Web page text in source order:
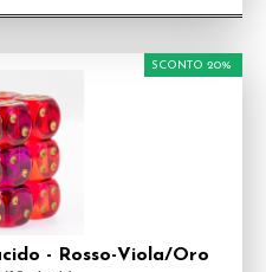
- Rosso-Viola/Oro
SCONTO 20%